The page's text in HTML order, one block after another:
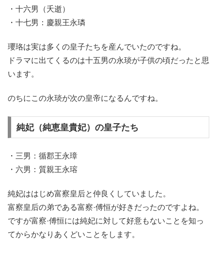
・十六男（夭逝）
・十七男：慶親王永璘
瓔珞は実は多くの皇子たちを産んでいたのですね。
ドラマに出てくるのは十五男の永琰が子供の頃だったと思
います。
のちにこの永琰が次の皇帝になるんですね。
純妃（純恵皇貴妃）の皇子たち
・三男：循郡王永璋
・六男：質親王永瑢
純妃ははじめ富察皇后と仲良くしていました。
富察皇后の弟である富察·傅恒が好きだったのですよね。
ですが富察·傅恒には純妃に対して好意もないことを知っ
てからかなりあくどいことをします。